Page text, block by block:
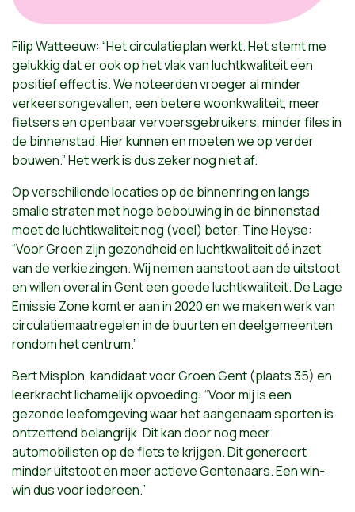
Filip Watteeuw: “Het circulatieplan werkt. Het stemt me
gelukkig dat er ook op het vlak van luchtkwaliteit een
positief effect is. We noteerden vroeger al minder
verkeersongevallen, een betere woonkwaliteit, meer
fietsers en openbaar vervoersgebruikers, minder files in
de binnenstad. Hier kunnen en moeten we op verder
bouwen.” Het werk is dus zeker nog niet af.
Op verschillende locaties op de binnenring en langs
smalle straten met hoge bebouwing in de binnenstad
moet de luchtkwaliteit nog (veel) beter. Tine Heyse:
“Voor Groen zijn gezondheid en luchtkwaliteit dé inzet
van de verkiezingen. Wij nemen aanstoot aan de uitstoot
en willen overal in Gent een goede luchtkwaliteit. De Lage
Emissie Zone komt er aan in 2020 en we maken werk van
circulatiemaatregelen in de buurten en deelgemeenten
rondom het centrum.”
Bert Misplon, kandidaat voor Groen Gent (plaats 35) en
leerkracht lichamelijk opvoeding: “Voor mij is een
gezonde leefomgeving waar het aangenaam sporten is
ontzettend belangrijk. Dit kan door nog meer
automobilisten op de fiets te krijgen. Dit genereert
minder uitstoot en meer actieve Gentenaars. Een win-
win dus voor iedereen.”